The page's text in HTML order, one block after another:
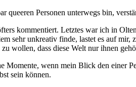
queeren Personen unterwegs bin,
kommentiert. Letztes war ich in
sehr unkreativ finde, lastet es auf mir,
wollen, dass diese Welt nur ihnen
Momente, wenn mein Blick den einer
sein können.